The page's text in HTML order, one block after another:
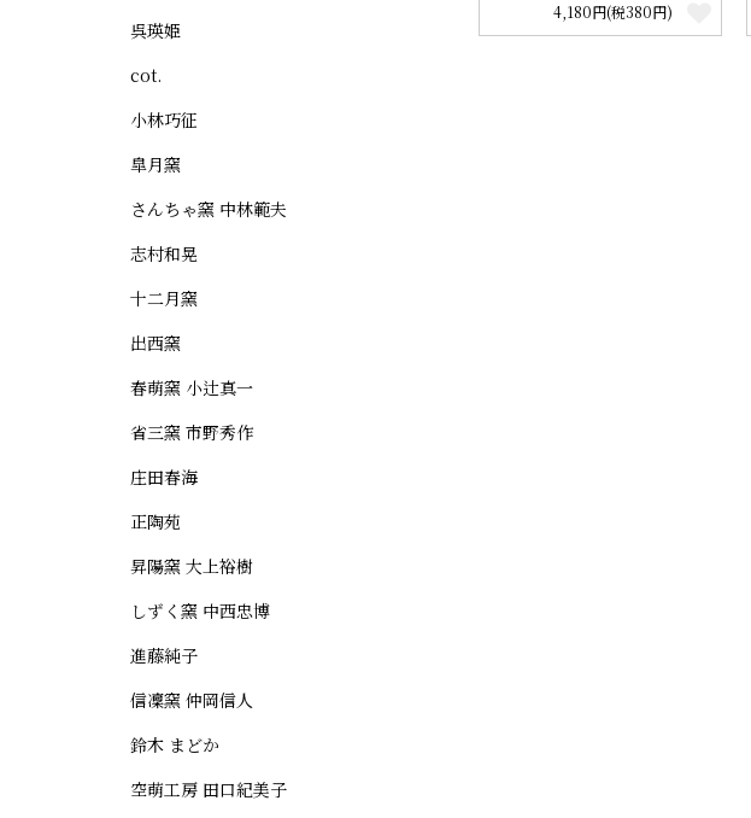
4,180円(税380円)
呉瑛姫
cot.
小林巧征
皐月窯
さんちゃ窯 中林範夫
志村和晃
十二月窯
出西窯
春萌窯 小辻真一
省三窯 市野秀作
庄田春海
正陶苑
昇陽窯 大上裕樹
しずく窯 中西忠博
進藤純子
信凜窯 仲岡信人
鈴木 まどか
空萌工房 田口紀美子